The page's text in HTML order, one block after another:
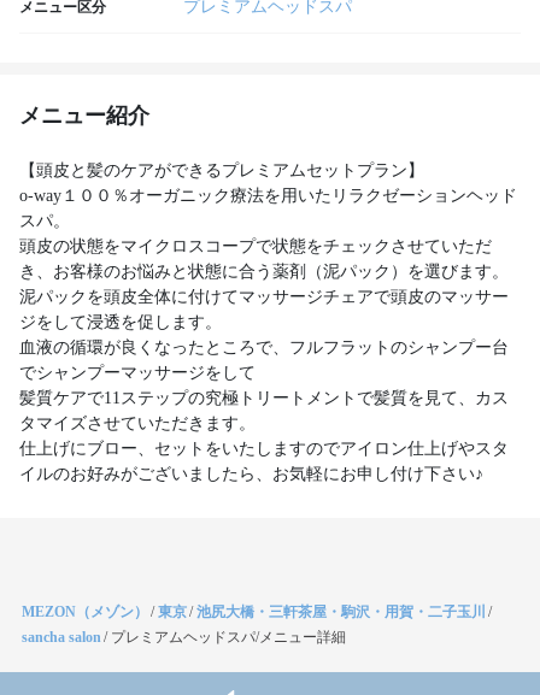
メニュー区分 プレミアムヘッドスパ
メニュー紹介
【頭皮と髪のケアができるプレミアムセットプラン】
o-way１００％オーガニック療法を用いたリラクゼーションヘッド
スパ。
頭皮の状態をマイクロスコープで状態をチェックさせていただ
き、お客様のお悩みと状態に合う薬剤（泥パック）を選びます。
泥パックを頭皮全体に付けてマッサージチェアで頭皮のマッサー
ジをして浸透を促します。
血液の循環が良くなったところで、フルフラットのシャンプー台
でシャンプーマッサージをして
髪質ケアで11ステップの究極トリートメントで髪質を見て、カス
タマイズさせていただきます。
仕上げにブロー、セットをいたしますのでアイロン仕上げやスタ
MEZON（メゾン） /東京/池尻大橋・三軒茶屋・駒沢・用賀・二子玉川 /
sancha salon/ プレミアムヘッドスパ/メニュー詳細